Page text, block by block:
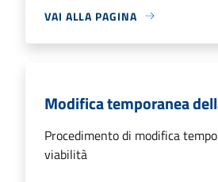
VAI ALLA PAGINA
Modifica temporanea
Procedimento di modifica
viabilità